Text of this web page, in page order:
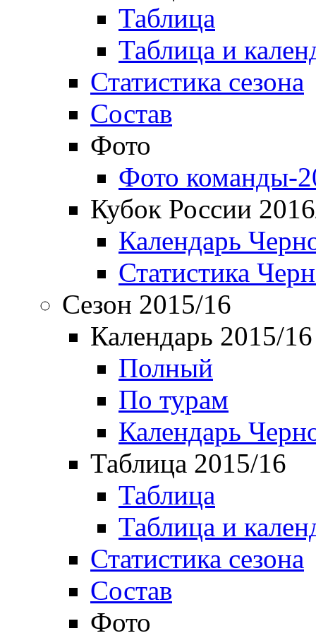
Таблица
Таблица и
Статистика сезона
Состав
Фото
Фото команды-
Кубок России
Календарь
Статистика
Сезон 2015/16
Календарь 2015/16
Полный
По турам
Календарь
Таблица 2015/16
Таблица
Таблица и
Статистика сезона
Состав
Фото